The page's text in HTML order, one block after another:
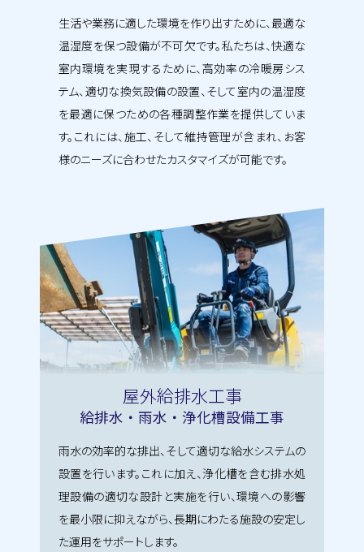
生活や業務に適した環境を作り出すために、最適な
温湿度を保つ設備が不可欠です。私たちは、快適な
室内環境を実現するために、高効率の冷暖房シス
テム、適切な換気設備の設置、そして室内の温湿度
を最適に保つための各種調整作業を提供していま
す。これには、施工、そして維持管理が含まれ、お客
様のニーズに合わせたカスタマイズが可能です。
屋外給排水工事
給排水・雨水・浄化槽設備工事
雨水の効率的な排出、そして適切な給水システムの
設置を行います。これに加え、浄化槽を含む排水処
理設備の適切な設計と実施を行い、環境への影響
を最小限に抑えながら、長期にわたる施設の安定し
た運用をサポートします。